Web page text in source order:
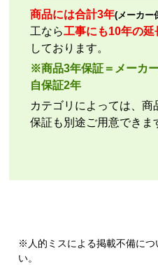
ショップからの連絡や対応は
いいえ
予定の期日までに商品が届き
商品の梱包は必要十分なもの
はい
またこのショップを利用した
いいえ
【注文からどのくらいで
商品には合計3年(メーカー
工なら工事にも10年の
しております。
※商品3年保証＝メーカ
自保証2年
カテゴリによっては、
保証も別途ご用意できま
※人的ミスによる掲載不備につ
い。